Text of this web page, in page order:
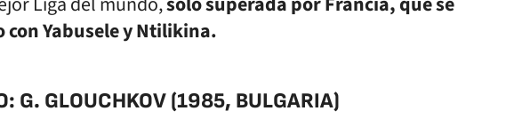
Yabusele y Ntilikina.
G. GLOUCHKOV (1985, BULGARIA)